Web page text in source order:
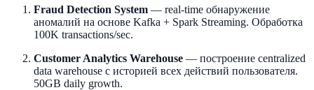
Fraud Detection System — real-time обнаружение
аномалий на основе Kafka + Spark Streaming. Обработка
100K transactions/sec.
Customer Analytics Warehouse — построение centralized
data warehouse с историей всех действий пользователя.
50GB daily growth.